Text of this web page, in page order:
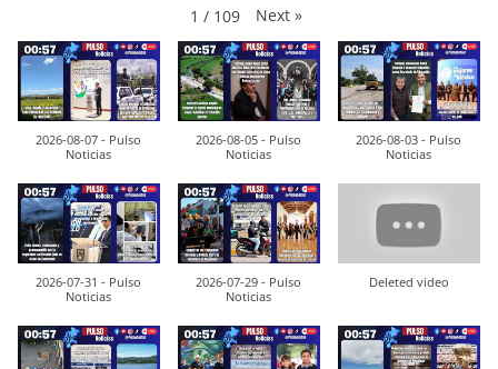
1 / 109 Next »
2026-08-07 - Pulso
Noticias
2026-08-05 - Pulso
Noticias
2026-08-03 - Pulso
Noticias
2026-07-31 - Pulso
Noticias
2026-07-29 - Pulso
Noticias
Deleted video